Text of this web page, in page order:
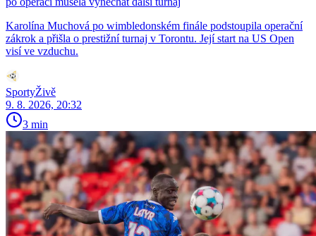
Karolína Muchová po wimbledonském finále podstoupila operační
zákrok a přišla o prestižní turnaj v Torontu. Její start na US Open
visí ve vzduchu.
SportyŽivě
9. 8. 2026, 20:32
3 min